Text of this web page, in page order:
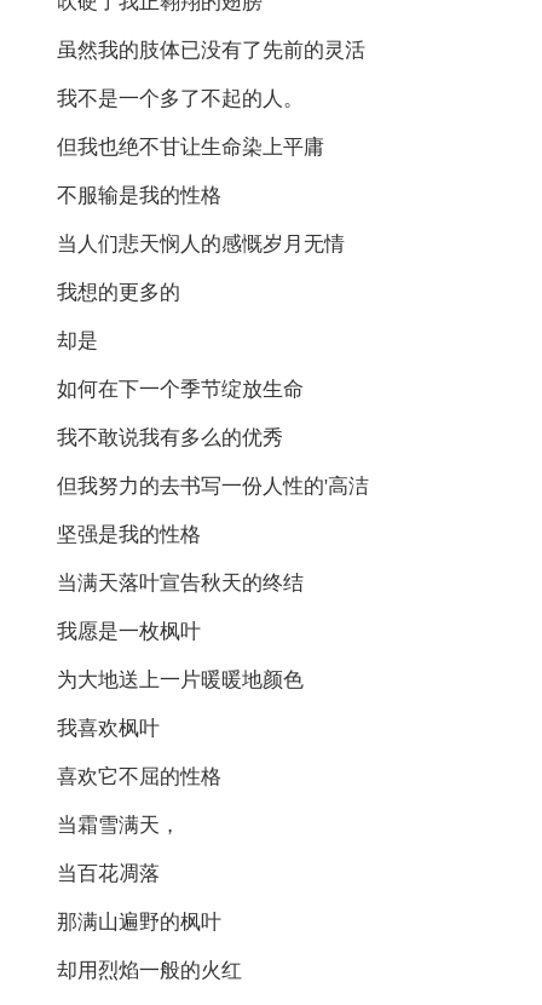
虽然我的肢体已没有了先前的灵活
我不是一个多了不起的人。
但我也绝不甘让生命染上平庸
不服输是我的性格
当人们悲天悯人的感慨岁月无情
我想的更多的
却是
如何在下一个季节绽放生命
我不敢说我有多么的优秀
但我努力的去书写一份人性的'高洁
坚强是我的性格
当满天落叶宣告秋天的终结
我愿是一枚枫叶
为大地送上一片暖暖地颜色
我喜欢枫叶
喜欢它不屈的性格
当霜雪满天，
当百花凋落
那满山遍野的枫叶
却用烈焰一般的火红